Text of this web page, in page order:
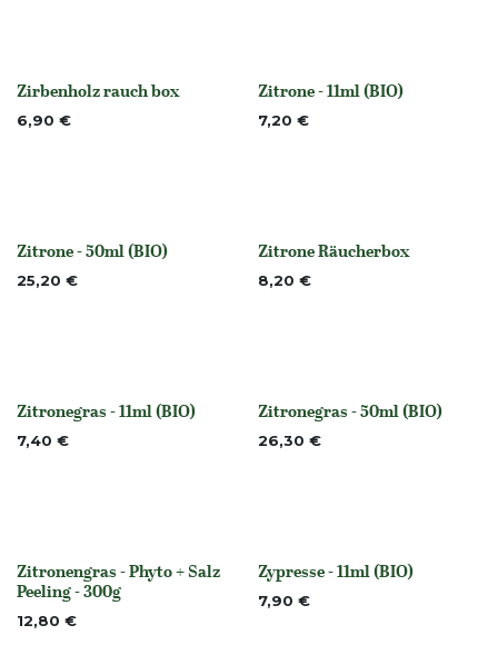
None
Zirbenholz rauch box
6,90 € None
Zitrone - 11ml (BIO)
7,20 €
None
Zitrone - 50ml (BIO)
25,20 € None
Zitrone Räucherbox
8,20 €
None
Zitronegras - 11ml (BIO)
7,40 € Nicht vorrättig
Zitronegras - 50ml (BIO)
26,30 €
None
Zitronengras - Phyto + Salz
Peeling - 300g
12,80 €
None
Zypresse - 11ml (BIO)
7,90 €